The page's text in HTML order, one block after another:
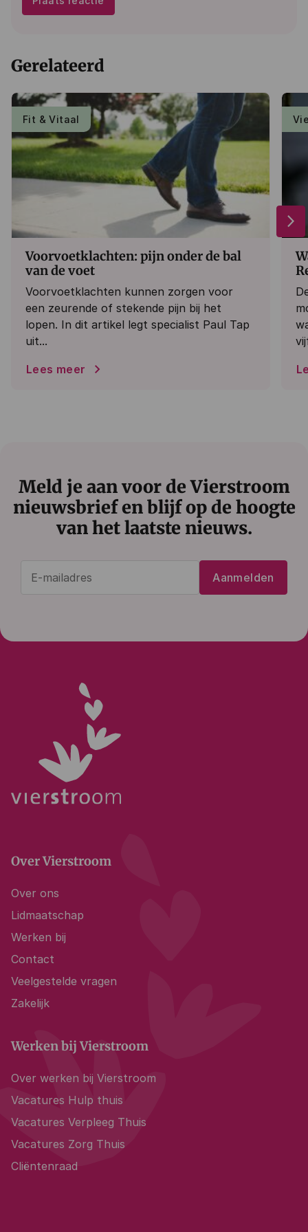
Gerelateerd
Fit & Vitaal
Voorvoetklachten: pijn onder de bal
van de voet
Voorvoetklachten kunnen zorgen voor
een zeurende of stekende pijn bij het
lopen. In dit artikel legt specialist Paul Tap
uit...
Lees meer
arrow_forward_ios
Meld je aan voor de Vierstroom
nieuwsbrief en blijf op de hoogte
van het laatste nieuws.
Aanmelden
Over Vierstroom
Over ons
Lidmaatschap
Werken bij
Contact
Veelgestelde vragen
Zakelijk
Werken bij Vierstroom
Over werken bij Vierstroom
Vacatures Hulp thuis
Vacatures Verpleeg Thuis
Vacatures Zorg Thuis
Cliëntenraad